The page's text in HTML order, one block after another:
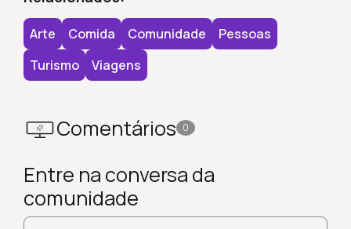
Arte Comida Comunidade
Pessoas
Turismo
Viagens
Comentários 0
Entre na conversa da
comunidade